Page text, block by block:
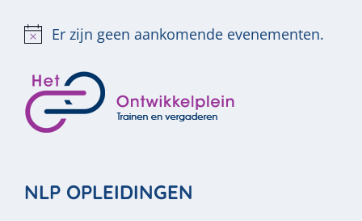
Bericht
Er zijn geen aankomende evenementen.
NLP OPLEIDINGEN